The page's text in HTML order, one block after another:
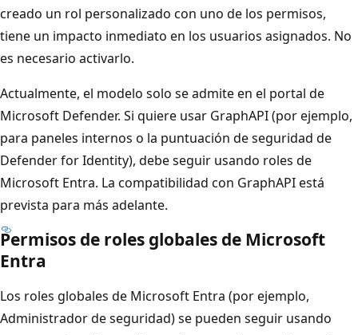
creado un rol personalizado con uno de los permisos,
tiene un impacto inmediato en los usuarios asignados. No
es necesario activarlo.
Actualmente, el modelo solo se admite en el portal de
Microsoft Defender. Si quiere usar GraphAPI (por ejemplo,
para paneles internos o la puntuación de seguridad de
Defender for Identity), debe seguir usando roles de
Microsoft Entra. La compatibilidad con GraphAPI está
prevista para más adelante.
Permisos de roles globales de Microsoft
Entra
Los roles globales de Microsoft Entra (por ejemplo,
Administrador de seguridad) se pueden seguir usando